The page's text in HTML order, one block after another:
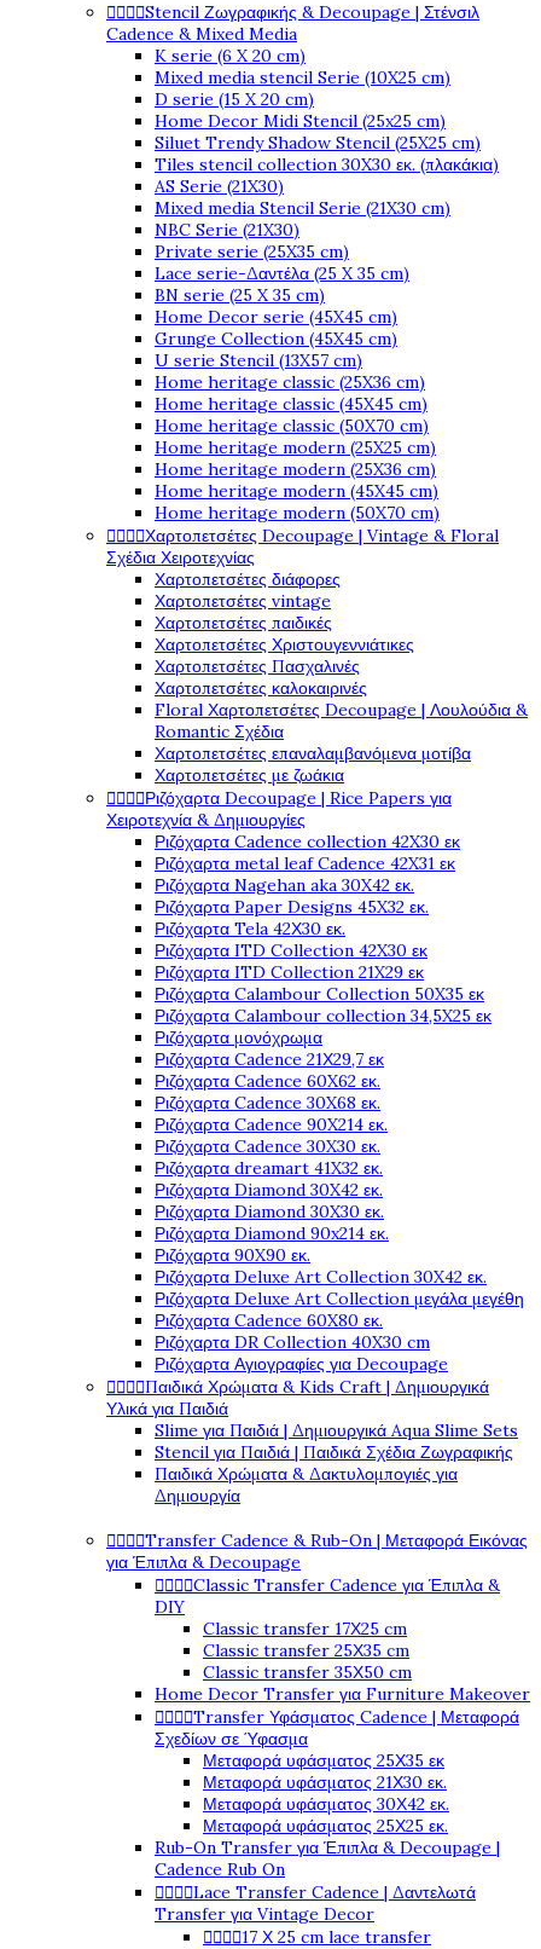
Stencil Ζωγραφικής & Decoupage | Στένσιλ
Cadence & Mixed Media
K serie (6 X 20 cm)
Mixed media stencil Serie (10X25 cm)
D serie (15 X 20 cm)
Home Decor Midi Stencil (25x25 cm)
Siluet Trendy Shadow Stencil (25X25 cm)
Tiles stencil collection 30X30 εκ. (πλακάκια)
AS Serie (21X30)
Mixed media Stencil Serie (21X30 cm)
NBC Serie (21X30)
Private serie (25X35 cm)
Lace serie-Δαντέλα (25 X 35 cm)
BN serie (25 X 35 cm)
Home Decor serie (45X45 cm)
Grunge Collection (45X45 cm)
U serie Stencil (13X57 cm)
Home heritage classic (25X36 cm)
Home heritage classic (45X45 cm)
Home heritage classic (50X70 cm)
Home heritage modern (25X25 cm)
Home heritage modern (25X36 cm)
Home heritage modern (45X45 cm)
Home heritage modern (50X70 cm)
Χαρτοπετσέτες Decoupage | Vintage & Floral
Σχέδια Χειροτεχνίας
Χαρτοπετσέτες διάφορες
Χαρτοπετσέτες vintage
Χαρτοπετσέτες παιδικές
Χαρτοπετσέτες Χριστουγεννιάτικες
Χαρτοπετσέτες Πασχαλινές
Χαρτοπετσέτες καλοκαιρινές
Floral Χαρτοπετσέτες Decoupage | Λουλούδια &
Romantic Σχέδια
Χαρτοπετσέτες επαναλαμβανόμενα μοτίβα
Χαρτοπετσέτες με ζωάκια
Ριζόχαρτα Decoupage | Rice Papers για
Χειροτεχνία & Δημιουργίες
Ριζόχαρτα Cadence collection 42X30 εκ
Ριζόχαρτα metal leaf Cadence 42X31 εκ
Ριζόχαρτα Nagehan aka 30X42 εκ.
Ριζόχαρτα Paper Designs 45X32 εκ.
Ριζόχαρτα Tela 42Χ30 εκ.
Ριζόχαρτα ITD Collection 42X30 εκ
Ριζόχαρτα ITD Collection 21X29 εκ
Ριζόχαρτα Calambour Collection 50X35 εκ
Ριζόχαρτα Calambour collection 34,5X25 εκ
Ριζόχαρτα μονόχρωμα
Ριζόχαρτα Cadence 21Χ29,7 εκ
Ριζόχαρτα Cadence 60X62 εκ.
Ριζόχαρτα Cadence 30X68 εκ.
Ριζόχαρτα Cadence 90X214 εκ.
Ριζόχαρτα Cadence 30X30 εκ.
Ριζόχαρτα dreamart 41X32 εκ.
Ριζόχαρτα Diamond 30X42 εκ.
Ριζόχαρτα Diamond 30X30 εκ.
Ριζόχαρτα Diamond 90x214 εκ.
Ριζόχαρτα 90X90 εκ.
Ριζόχαρτα Deluxe Art Collection 30X42 εκ.
Ριζόχαρτα Deluxe Art Collection μεγάλα μεγέθη
Ριζόχαρτα Cadence 60X80 εκ.
Ριζόχαρτα DR Collection 40X30 cm
Ριζόχαρτα Αγιογραφίες για Decoupage
Παιδικά Χρώματα & Kids Craft | Δημιουργικά
Υλικά για Παιδιά
Slime για Παιδιά | Δημιουργικά Aqua Slime Sets
Stencil για Παιδιά | Παιδικά Σχέδια Ζωγραφικής
Παιδικά Χρώματα & Δακτυλομπογιές για
Δημιουργία
Transfer Cadence & Rub-On | Μεταφορά Εικόνας
για Έπιπλα & Decoupage
Classic Transfer Cadence για Έπιπλα &
DIY
Classic transfer 17Χ25 cm
Classic transfer 25Χ35 cm
Classic transfer 35Χ50 cm
Home Decor Transfer για Furniture Makeover
Transfer Υφάσματος Cadence | Μεταφορά
Σχεδίων σε Ύφασμα
Μεταφορά υφάσματος 25Χ35 εκ
Μεταφορά υφάσματος 21Χ30 εκ.
Μεταφορά υφάσματος 30Χ42 εκ.
Μεταφορά υφάσματος 25Χ25 εκ.
Rub-On Transfer για Έπιπλα & Decoupage |
Cadence Rub On
Lace Transfer Cadence | Δαντελωτά
Transfer για Vintage Decor
17 Χ 25 cm lace transfer